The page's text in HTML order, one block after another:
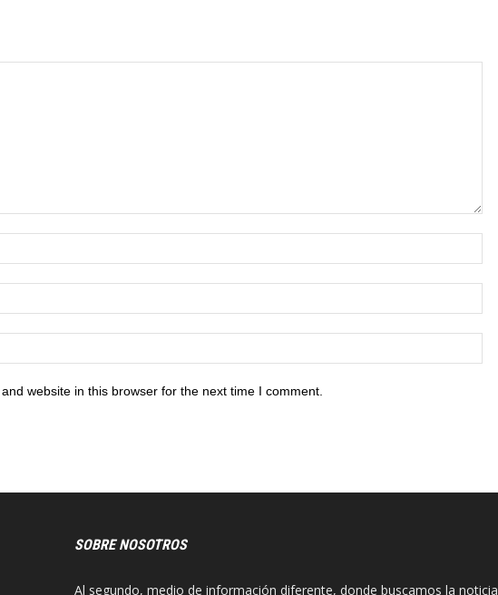
website in this browser for the next time I comment.
SOBRE NOSOTROS
Al segundo, medio de información diferente, donde buscamos la noticia